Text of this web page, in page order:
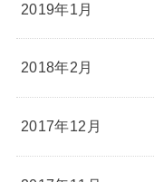
2019年1月
2018年2月
2017年12月